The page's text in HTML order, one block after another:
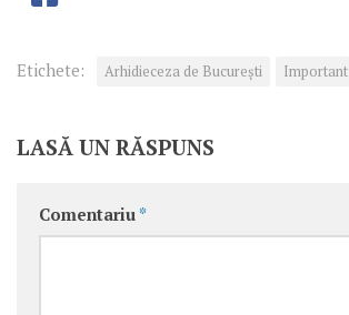
Etichete: Arhidieceza de București Important
LASĂ UN RĂSPUNS
Comentariu *